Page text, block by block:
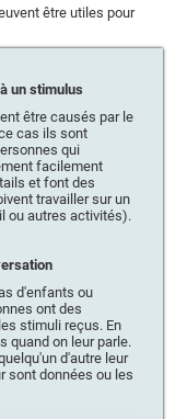
être utiles pour
un stimulus
être causés par le
cas ils sont
qui
facilement
et font des
travailler sur un
ou autres activités).
d'enfants ou
ont des
stimuli reçus. En
quand on leur parle.
d'autre leur
sont données ou les